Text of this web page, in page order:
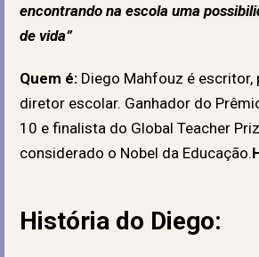
encontrando na escola uma
de vida”
Quem é: Diego Mahfouz é
diretor escolar. Ganhador do
10 e finalista do Global Teacher
considerado o Nobel da Educação.
História do Diego: